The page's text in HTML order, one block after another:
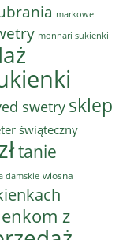
markowe
monnari sukienki
swetry sklep
świąteczny
tanie
damskie wiosna
z